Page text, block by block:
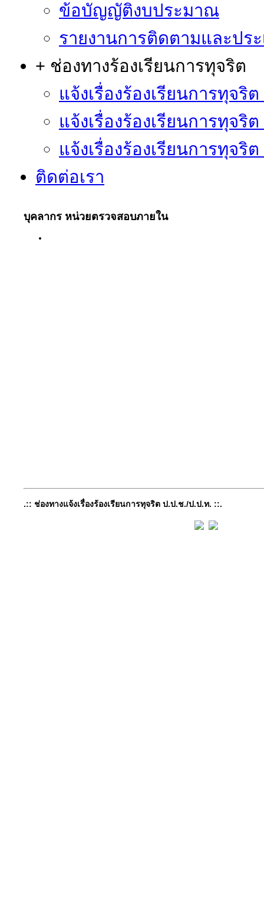
ข้อบัญญัติงบประมาณ
รายงานการติดตามและปร
+ ช่องทางร้องเรียนการทุจริต
แจ้งเรื่องร้องเรียนการทุจริ
แจ้งเรื่องร้องเรียนการทุจริ
แจ้งเรื่องร้องเรียนการทุจริ
ติดต่อเรา
บุคลากร หน่วยตรวจสอบภายใน
.:: ช่องทางแจ้งเรื่องร้องเรียนการทุจริต ป.ป.ช./ป.ป.ท. ::.